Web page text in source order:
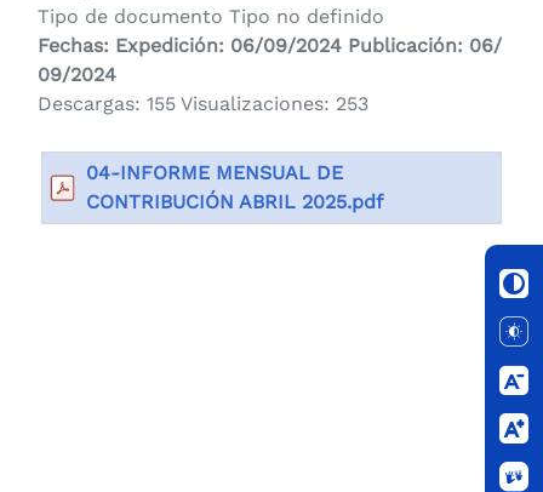
Tipo de documento Tipo no definido
Fechas: Expedición: 06/09/2024 Publicación: 06/
09/2024
Descargas: 155 Visualizaciones: 253
04-INFORME MENSUAL DE
CONTRIBUCIÓN ABRIL 2025.pdf